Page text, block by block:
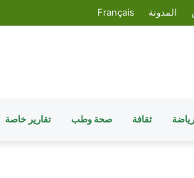
المدونة Français
رياضة ثقافة صحة وطب تقارير خاصة